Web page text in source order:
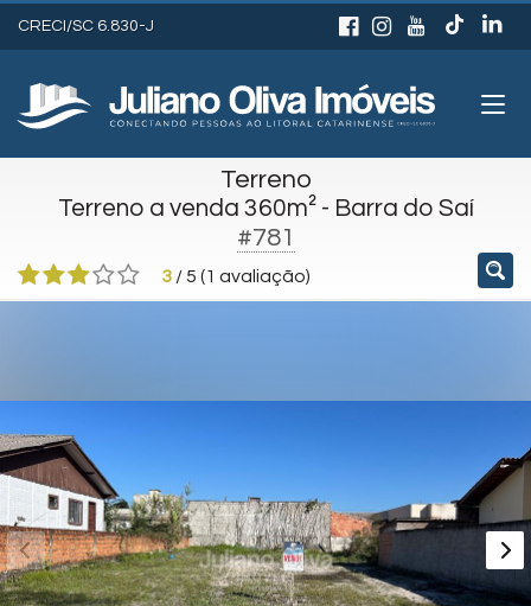
CRECI/SC 6.830-J
Terreno
Terreno a venda 360m² - Barra do Saí
#781
3 /5 (1 avaliação)